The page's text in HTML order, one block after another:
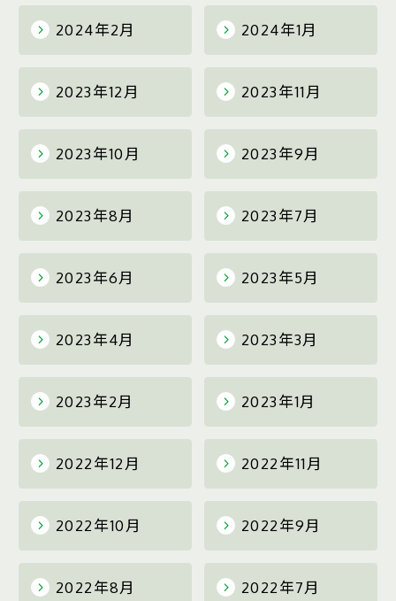
2024年2月 2024年1月
2023年12月 2023年11月
2023年10月 2023年9月
2023年8月 2023年7月
2023年6月 2023年5月
2023年4月 2023年3月
2023年2月 2023年1月
2022年12月 2022年11月
2022年10月 2022年9月
2022年8月 2022年7月